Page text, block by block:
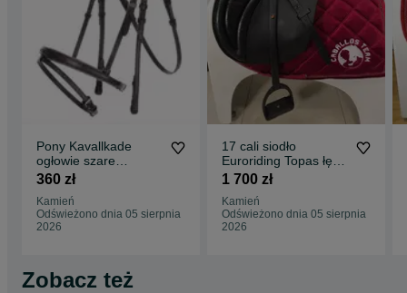
Pony Kavallkade
ogłowie szare
podszycie super
360 zł
Kamień
Odświeżono dnia 05 sierpnia
2026
17 cali siodło
Euroriding Topas łęk
30/31 Id.1021
1 700 zł
Kamień
Odświeżono dnia 05 sierpnia
2026
Zobacz też